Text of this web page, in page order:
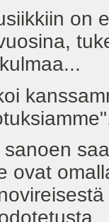
on
ovat